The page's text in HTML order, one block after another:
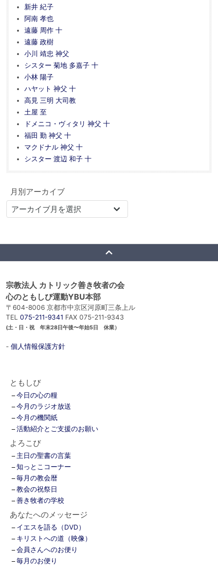
新井 紀子
阿南 孝也
遠藤 周作 十
遠藤 政樹
小川 靖忠 神父
シスター 菊地 多嘉子 十
小林 陽子
ハヤット 神父 十
高見 三明 大司教
土屋 至
ドメニコ・ヴィタリ 神父 十
福田 勤 神父 十
マクドナル 神父 十
シスター 渡辺 和子 十
月別アーカイブ
宗教法人 カトリック善き牧者の会
心のともしび運動YBU本部
〒604-8006 京都市中京区河原町三条上ル
TEL 075-211-9341 FAX 075-211-9343
(土・日・祝 年末28日午後〜年始5日 休業）
- 個人情報保護方針
ともしび
今日の心の糧
今月のラジオ放送
今月の機関紙
活動紹介とご支援のお願い
よろこび
主日の聖書の言葉
知っとこコーナー
毎月の教会暦
教会の祝祭日
善き牧者の学校
あなたへのメッセージ
イエスを語る（DVD）
キリストへの道（映像）
会員さんへのお便り
毎月のお便り